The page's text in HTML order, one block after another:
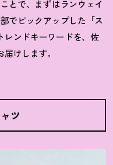
とで、まずはランウェイ
でピックアップした「ス
レンドキーワードを、佐
けします。
ツ